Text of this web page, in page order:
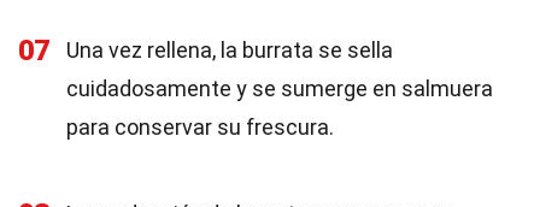
07
Una vez rellena, la burrata se sella
cuidadosamente y se sumerge en salmuera
para conservar su frescura.